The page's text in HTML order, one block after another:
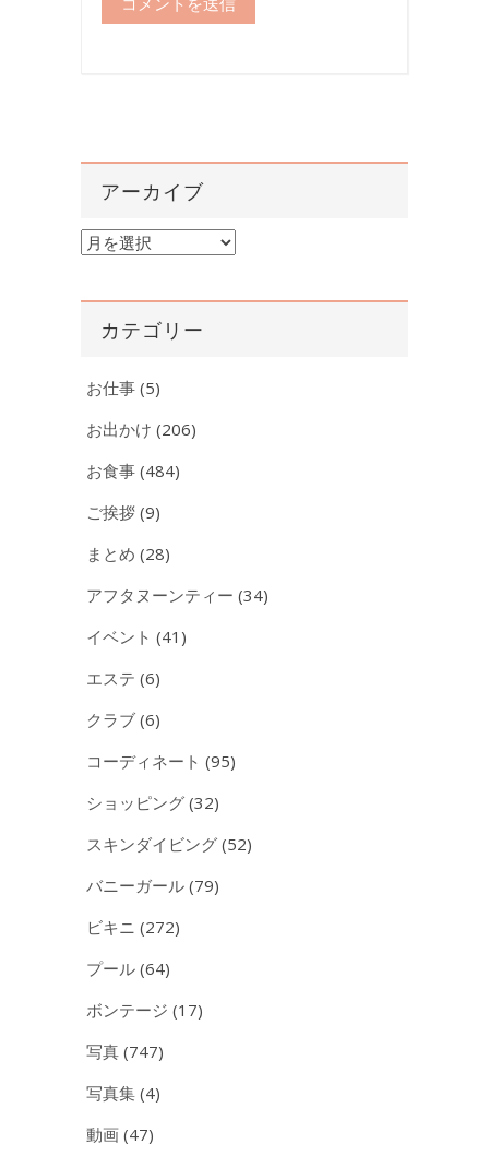
アーカイブ
ア
カ
カテゴリー
お仕事 (5)
お出かけ (206)
お食事 (484)
ご挨拶 (9)
まとめ (28)
アフタヌーンティー (34)
イベント (41)
エステ (6)
クラブ (6)
コーディネート (95)
ショッピング (32)
スキンダイビング (52)
バニーガール (79)
ビキニ (272)
プール (64)
ボンテージ (17)
写真 (747)
写真集 (4)
動画 (47)